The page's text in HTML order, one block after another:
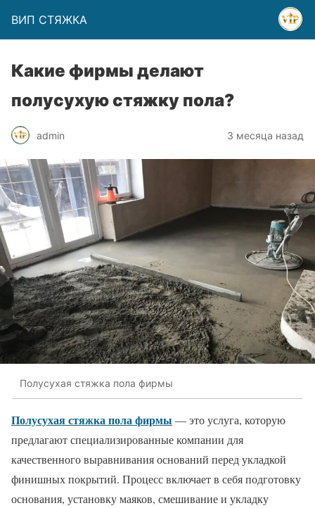
ВИП СТЯЖКА
Какие фирмы делают
полусухую стяжку пола?
admin 3 месяца назад
Полусухая стяжка пола фирмы
Полусухая стяжка пола фирмы — это услуга, которую
предлагают специализированные компании для
качественного выравнивания оснований перед укладкой
финишных покрытий. Процесс включает в себя подготовку
основания, установку маяков, смешивание и укладку